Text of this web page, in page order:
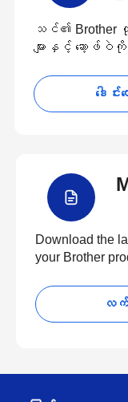
သင်၏ Brother ထု
များနှင့် ဆော့ဖ်ဝဲ
ဒေါ
Download the
your Brother
လက်